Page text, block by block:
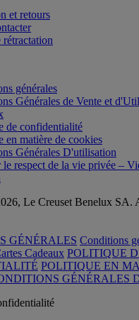
et retours
générales
Générales de Vente et
de confidentialité
en matière de cookies
Générales D'utilisation
le respect de la vie privée –
Le Creuset Benelux SA.
GÉNÉRALES Conditions
Cadeaux POLITIQUE
POLITIQUE EN
GÉNÉRALES